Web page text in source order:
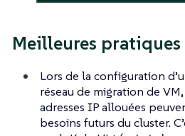
Meilleures pratiques
Lors de la configuration
réseau de migration de
adresses IP allouées
besoins futurs du cluster.